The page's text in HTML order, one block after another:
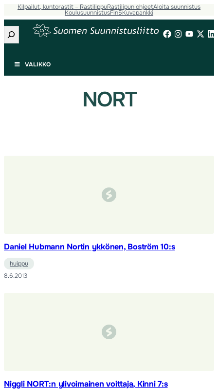
Siirry
sisältöön
Kilpailut, kuntorastit – RastilippuRastilipun ohjeetAloita suunnistus
KoulusuunnistusFin5Kuvapankki
Etsi
VALIKKO
NORT
Daniel Hubmann Nortin ykkönen, Boström 10:s
huippu
8.6.2013
Niggli NORT:n ylivoimainen voittaja, Kinni 7:s